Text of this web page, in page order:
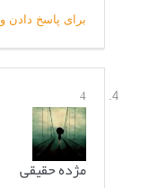
برای پاسخ دادن
4
مژده حقیقی